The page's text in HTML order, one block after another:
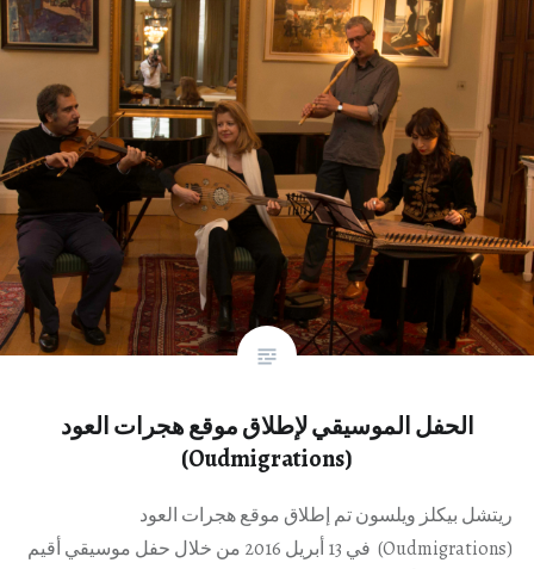
الحفل الموسيقي لإطلاق موقع هجرات العود
(Oudmigrations)
ريتشل بيكلز ويلسون تم إطلاق موقع هجرات العود
(Oudmigrations) في 13 أبريل 2016 من خلال حفل موسيقي أقيم